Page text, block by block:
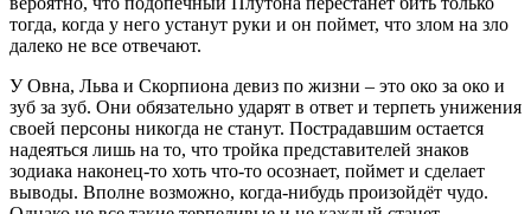
тогда, когда у него устанут руки и он поймет, что злом на зло
далеко не все отвечают.
У Овна, Льва и Скорпиона девиз по жизни – это око за око и
зуб за зуб. Они обязательно ударят в ответ и терпеть унижения
своей персоны никогда не станут. Пострадавшим остается
надеяться лишь на то, что тройка представителей знаков
зодиака наконец-то хоть что-то осознает, поймет и сделает
выводы. Вполне возможно, когда-нибудь произойдёт чудо.